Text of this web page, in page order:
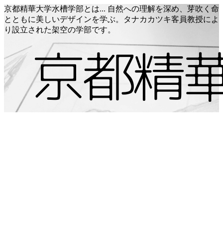
京都精華大学水槽学部とは... 自然への理解を深め、芽吹く命
とともに美しいデザインを学ぶ。タナカカツキ客員教授によ
り設立された架空の学部です。